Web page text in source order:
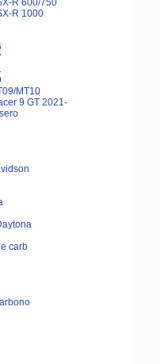
R 600/750
R 1000
MT10
9 GT 2021-
carb